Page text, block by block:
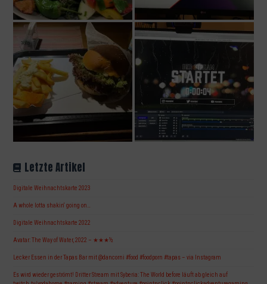
Letzte Artikel
Digitale Weihnachtskarte 2023
A whole lotta shakin‘ going on…
Digitale Weihnachtskarte 2022
Avatar: The Way of Water, 2022 – ★★★½
Lecker Essen in der Tapas Bar mit @dancorni #food #foodporn #tapas – via Instagram
Es wird wieder geströmt! Dritter Stream mit Syberia: The World before läuft ab gleich auf